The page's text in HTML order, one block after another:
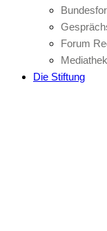
Forum
Mediathek
Die Stiftung